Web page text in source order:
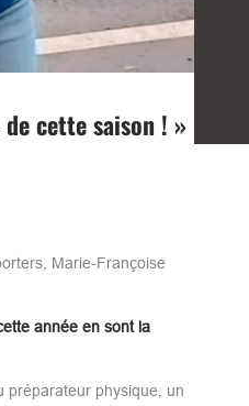
de cette saison ! »
Marie-Françoise
année en sont la
préparateur physique, un